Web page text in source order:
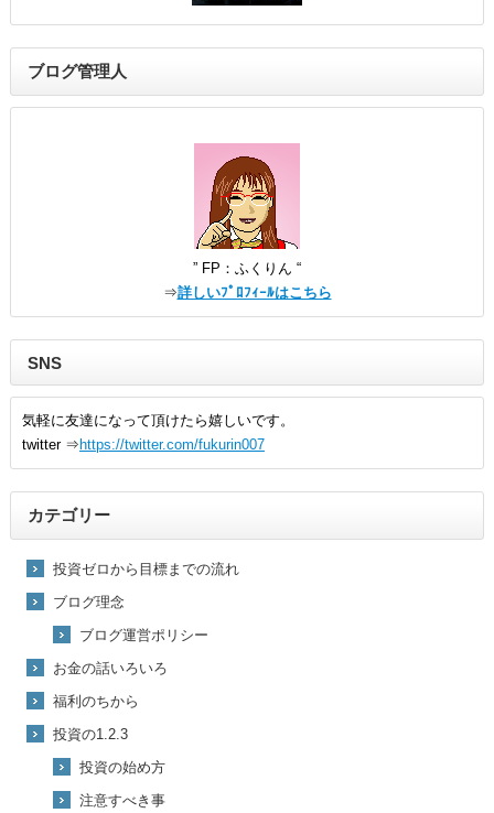
ブログ管理人
” FP：ふくりん “
⇒詳しいﾌﾟﾛﾌｨｰﾙはこちら
SNS
気軽に友達になって頂けたら嬉しいです。
twitter ⇒ https://twitter.com/fukurin007
カテゴリー
投資ゼロから目標までの流れ
ブログ理念
ブログ運営ポリシー
お金の話いろいろ
福利のちから
投資の1.2.3
投資の始め方
注意すべき事